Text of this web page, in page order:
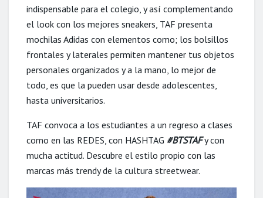
indispensable para el colegio, y así complementando
el look con los mejores sneakers, TAF presenta
mochilas Adidas con elementos como; los bolsillos
frontales y laterales permiten mantener tus objetos
personales organizados y a la mano, lo mejor de
todo, es que la pueden usar desde adolescentes,
hasta universitarios.
TAF convoca a los estudiantes a un regreso a clases
como en las REDES, con HASHTAG #BTSTAFy con
mucha actitud. Descubre el estilo propio con las
marcas más trendy de la cultura streetwear.